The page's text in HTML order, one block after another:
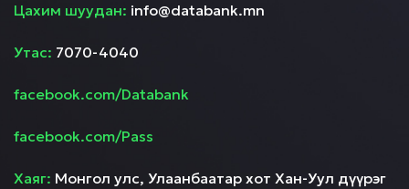
Цахим шуудан: info@databank.mn
Утас: 7070-4040
facebook.com/Databank
facebook.com/Pass
Хаяг: Монгол улс, Улаанбаатар хот Хан-Уул дүүрэг